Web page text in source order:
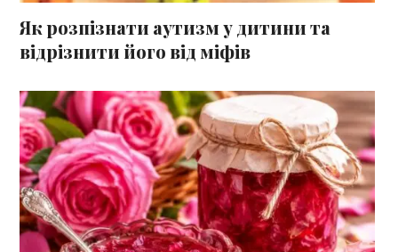
Як розпізнати аутизм у дитини та
відрізнити його від міфів